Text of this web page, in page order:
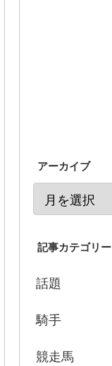
アーカイブ
記事カテゴリー
話題
騎手
競走馬